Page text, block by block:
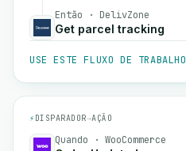
Então · DelivZone
Get parcel tracking
USE ESTE FLUXO DE TRABALHO
⚡ DISPARADOR→AÇÃO
Quando · WooCommerce